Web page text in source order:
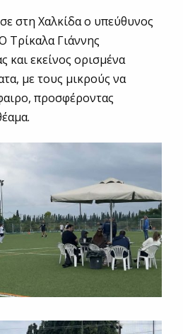
στη Χαλκίδα ο υπεύθυνος
Τρίκαλα Γιάννης
και εκείνος ορισμένα
με τους μικρούς να
προσφέροντας